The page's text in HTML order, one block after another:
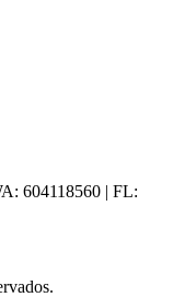
604118560 | FL: